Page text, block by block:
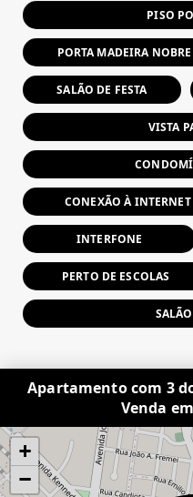
PISO
PORTA MADEIRA NOBRE
SALÃO DE FESTA
VISTA
CONEXÃO À INTERNET
INTERFONE
PERTO DE ESCOLAS
Apartamento com 3
Venda
+
−